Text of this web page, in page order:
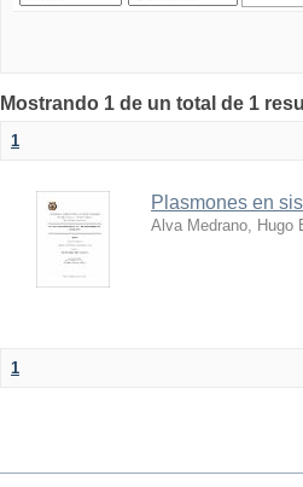
Mostrando 1 de un total de 1
1
Plasmones en
Alva Medrano, Hugo
1